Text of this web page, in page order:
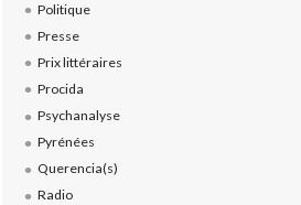
Politique
Presse
Prix littéraires
Procida
Psychanalyse
Pyrénées
Querencia(s)
Radio